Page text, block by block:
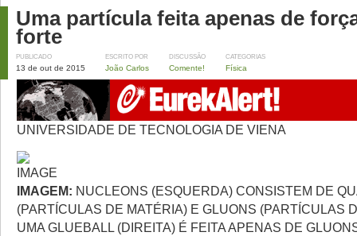
Uma partícula feita apenas de
forte
PUBLICADO
13 de out de 2015
ESCRITO POR
João Carlos
DISCUSSÃO
Comente!
CATEGORIAS
Física
UNIVERSIDADE DE TECNOLOGIA DE VIENA
IMAGEM: NUCLEONS (ESQUERDA) CONSISTEM DE
(PARTÍCULAS DE MATÉRIA) E GLUONS (PARTÍCULAS
UMA GLUEBALL (DIREITA) É FEITA APENAS DE